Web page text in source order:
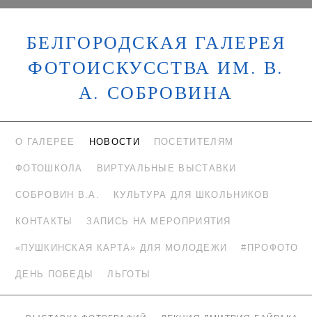
БЕЛГОРОДСКАЯ ГАЛЕРЕЯ
ФОТОИСКУССТВА ИМ. В.
А. СОБРОВИНА
О ГАЛЕРЕЕ НОВОСТИ ПОСЕТИТЕЛЯМ
ФОТОШКОЛА ВИРТУАЛЬНЫЕ ВЫСТАВКИ
СОБРОВИН В.А. КУЛЬТУРА ДЛЯ ШКОЛЬНИКОВ
КОНТАКТЫ ЗАПИСЬ НА МЕРОПРИЯТИЯ
«ПУШКИНСКАЯ КАРТА» ДЛЯ МОЛОДЕЖИ #ПРОФОТО
ДЕНЬ ПОБЕДЫ ЛЬГОТЫ